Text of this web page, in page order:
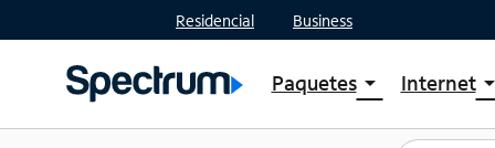
Residencial Business
Paquetesarrow_drop_down
Ver paquetes
Internetarrow_drop_down